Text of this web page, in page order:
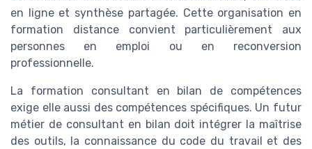
en ligne et synthèse partagée. Cette organisation en
formation distance convient particulièrement aux
personnes en emploi ou en reconversion
professionnelle.
La formation consultant en bilan de compétences
exige elle aussi des compétences spécifiques. Un futur
métier de consultant en bilan doit intégrer la maîtrise
des outils, la connaissance du code du travail et des